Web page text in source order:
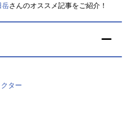
夏アニメ
岳さんのオススメ記事をご紹介！
ター